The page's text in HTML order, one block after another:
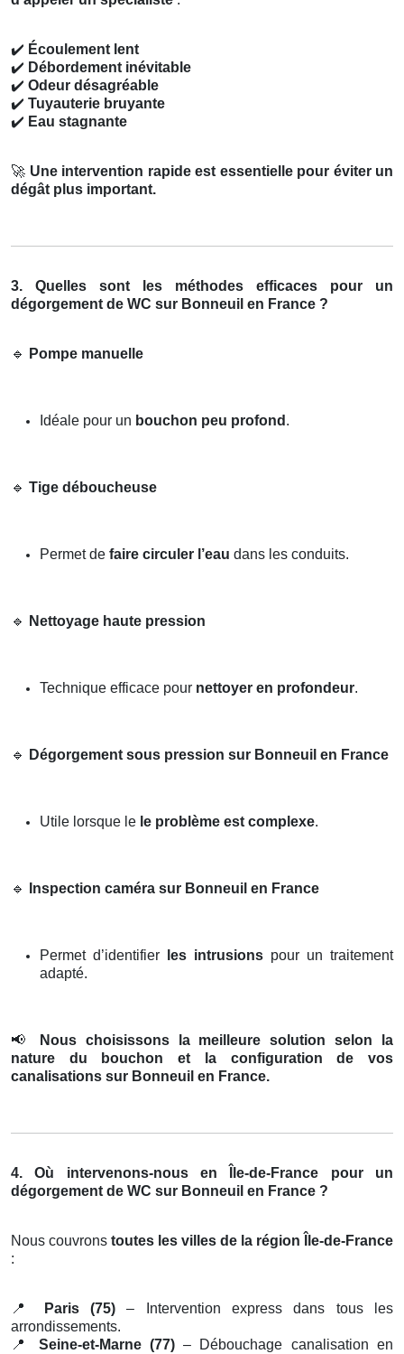
✔️ Écoulement lent
✔️ Débordement inévitable
✔️ Odeur désagréable
✔️ Tuyauterie bruyante
✔️ Eau stagnante
🚀 Une intervention rapide est essentielle pour éviter un
dégât plus important.
3. Quelles sont les méthodes efficaces pour un
dégorgement de WC sur Bonneuil en France ?
🔹 Pompe manuelle
Idéale pour un bouchon peu profond .
🔹 Tige déboucheuse
Permet de faire circuler l’eau dans les conduits.
🔹 Nettoyage haute pression
Technique efficace pour nettoyer en profondeur.
🔹 Dégorgement sous pression sur Bonneuil en France
Utile lorsque le le problème est complexe.
🔹 Inspection caméra sur Bonneuil en France
Permet d’identifier les intrusions pour un traitement
adapté.
📢
Nous choisissons la meilleure solution selon la
nature du bouchon et la configuration de vos
canalisations sur Bonneuil en France.
4. Où intervenons-nous en Île-de-France pour un
dégorgement de WC sur Bonneuil en France ?
Nous couvrons toutes les villes de la région Île-de-France
:
📍 Paris (75) – Intervention express dans tous les
arrondissements.
📍
Seine-et-Marne (77)– Débouchage canalisation en